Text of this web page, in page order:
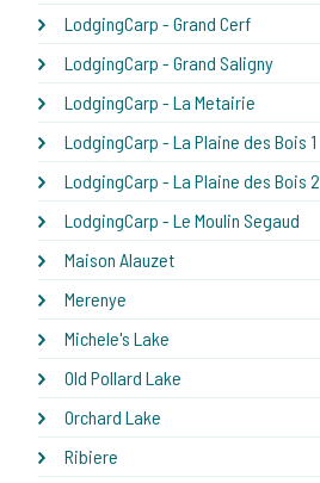
LodgingCarp - Grand Cerf
LodgingCarp - Grand Saligny
LodgingCarp - La Metairie
LodgingCarp - La Plaine des Bois 1
LodgingCarp - La Plaine des Bois 2
LodgingCarp - Le Moulin Segaud
Maison Alauzet
Merenye
Michele's Lake
Old Pollard Lake
Orchard Lake
Ribiere